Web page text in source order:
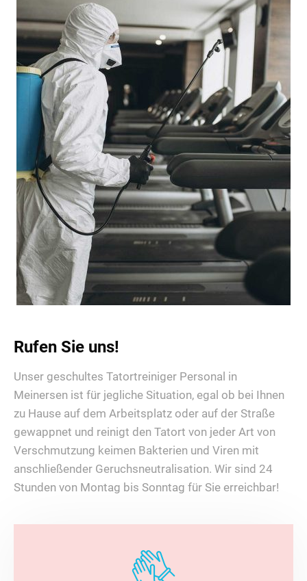
Rufen Sie uns!
Unser geschultes Tatortreiniger Personal in
Meinersen ist für jegliche Situation, egal ob bei Ihnen
zu Hause auf dem Arbeitsplatz oder auf der Straße
gewappnet und reinigt den Tatort von jeder Art von
Verschmutzung keimen Bakterien und Viren mit
anschließender Geruchsneutralisation. Wir sind 24
Stunden von Montag bis Sonntag für Sie erreichbar!